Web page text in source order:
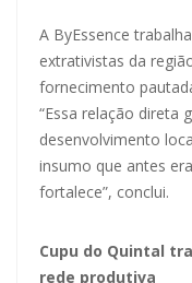
A ByEssence
extrativistas da
fornecimento
“Essa relação direta
desenvolvimento
insumo que antes
fortalece”, conclui.
Cupu do Quintal
rede produtiva